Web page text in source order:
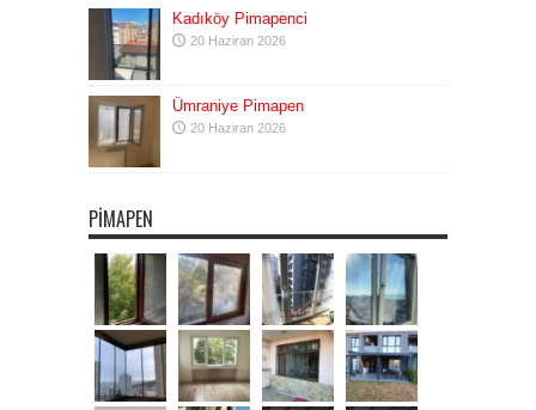
Kadıköy Pimapenci
20 Haziran 2026
Ümraniye Pimapen
20 Haziran 2026
PIMAPEN